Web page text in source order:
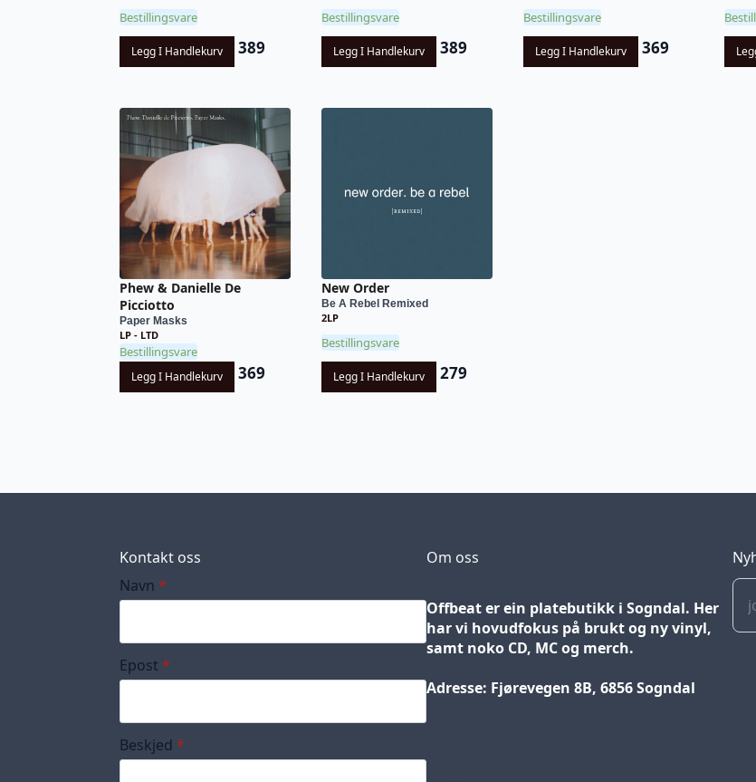
Bestillingsvare
Legg I Handlekurv 389
Bestillingsvare
Legg I Handlekurv 389
Bestillingsvare
Legg I Handlekurv 369
Phew & Danielle De
Picciotto
Paper Masks
LP - LTD
Bestillingsvare
Legg I Handlekurv 369
New Order
Be A Rebel Remixed
2LP
Bestillingsvare
Legg I Handlekurv 279
Kontakt oss
Navn *
Epost *
Beskjed *
Om oss
Offbeat er ein platebutikk i Sogndal. Her
har vi hovudfokus på brukt og ny vinyl,
samt noko CD, MC og merch.
Adresse: Fjørevegen 8B, 6856 Sogndal
Blog